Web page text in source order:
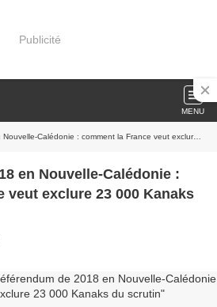
Publicité
MENU
: comment la France veut exclure 23 000 Kanaks du scrutin
en Nouvelle-Calédonie :
veut exclure 23 000 Kanaks